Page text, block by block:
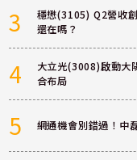
3
穩懋(3105) Q2營收
還在嗎？
4
大立光(3008)啟動大
合布局
5 網通機會別錯過！中